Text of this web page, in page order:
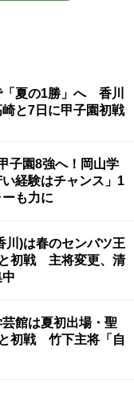
夏の1勝」へ 香川
と7日に甲子園初戦
子園8強へ！岡山学
経験はチャンス」1
も力に
)は春のセンバツ王
初戦 主将変更、清
館は夏初出場・聖
初戦 竹下主将「自